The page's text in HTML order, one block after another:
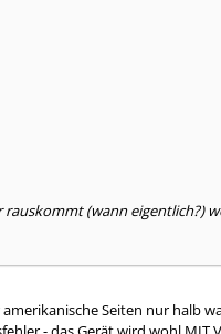
(wann eigentlich?)
Seiten nur halb